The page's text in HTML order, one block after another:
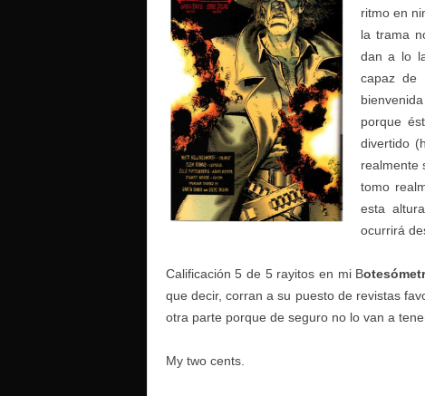
ritmo en
la trama
dan a lo
capaz de
porque
divertido
realmente
tomo
esta
ocurrirá
Calificación 5 de 5 rayitos en mi B
que decir, corran a su puesto de revistas
otra parte porque de seguro no lo van a
My two cents.